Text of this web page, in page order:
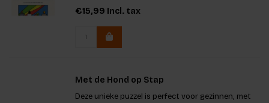
€15,99 Incl. tax
Met de Hond op Stap
Deze unieke puzzel is perfect voor gezinnen, met